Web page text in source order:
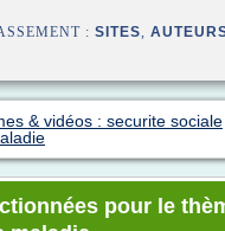
: SITES,
& vidéos : securite sociale
pour le